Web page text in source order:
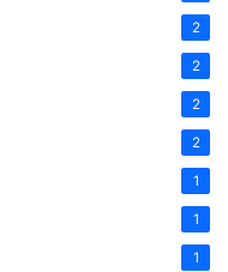
2
2
2
2
1
1
1